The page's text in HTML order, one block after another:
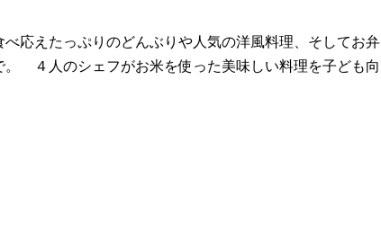
応えたっぷりのどんぶりや人気の洋風料理、そしてお弁
４人のシェフがお米を使った美味しい料理を子ども向